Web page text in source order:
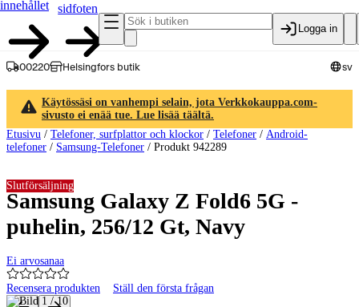
innehållet
sidfoten
Logga in
00220 Helsingfors butik sv
Käytössäsi on vanhempi selain, jota Verkkokauppa.com-
sivusto ei enää tue. Lue lisää täältä.
Etusivu / Telefoner, surfplattor och klockor / Telefoner / Android-
telefoner / Samsung-Telefoner / Produkt 942289
Samsung Galaxy Z Fold6 5G -
puhelin, 256/12 Gt, Navy
Ei arvosanaa
Recensera produkten Ställ den första frågan
Slutförsäljning